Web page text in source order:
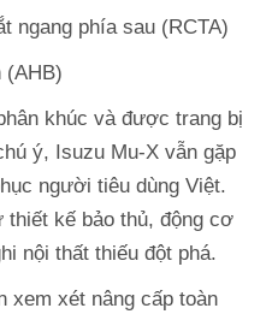
ngang phía sau (RCTA)
(AHB)
khúc và được trang bị
ý, Isuzu Mu-X vẫn gặp
người tiêu dùng Việt.
thiết kế bảo thủ, động cơ
nội thất thiếu đột phá.
xem xét nâng cấp toàn